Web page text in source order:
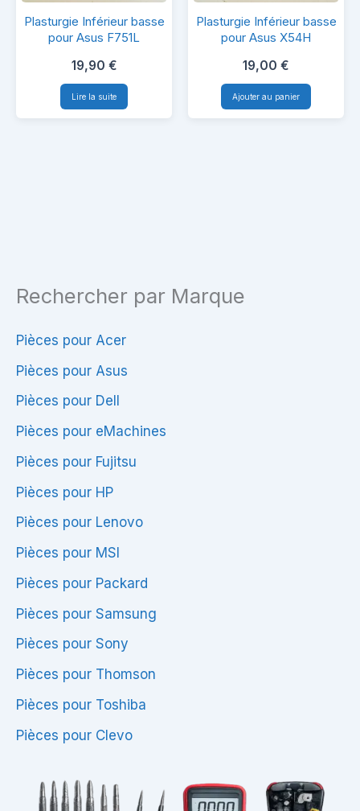
Rechercher par Marque
Pièces pour Acer
Pièces pour Asus
Pièces pour Dell
Pièces pour eMachines
Pièces pour Fujitsu
Pièces pour HP
Pièces pour Lenovo
Pièces pour MSI
Pièces pour Packard
Pièces pour Samsung
Pièces pour Sony
Pièces pour Thomson
Pièces pour Toshiba
Pièces pour Clevo
Plasturgie
Inférieur
basse
pour
Asus
Plasturgie Inférieur basse
pour Asus F751L
19,90 €
Lire la suite
Plasturgie
Inférieur
basse
pour
Asus
Plasturgie Inférieur basse
pour Asus X54H
19,00 €
Ajouter au panier